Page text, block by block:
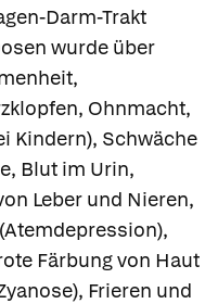
Darm-Trakt
wurde über
Ohnmacht,
Kindern), Schwäche
Blut im Urin,
Leber und Nieren,
Färbung von Haut
Frieren und